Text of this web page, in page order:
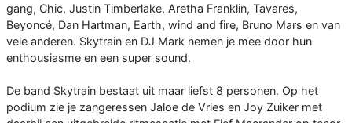
gang, Chic, Justin Timberlake, Aretha Franklin, Tavares,
Beyoncé, Dan Hartman, Earth, wind and fire, Bruno Mars en van
vele anderen. Skytrain en DJ Mark nemen je mee door hun
enthousiasme en een super sound.
De band Skytrain bestaat uit maar liefst 8 personen. Op het
podium zie je zangeressen Jaloe de Vries en Joy Zuiker met